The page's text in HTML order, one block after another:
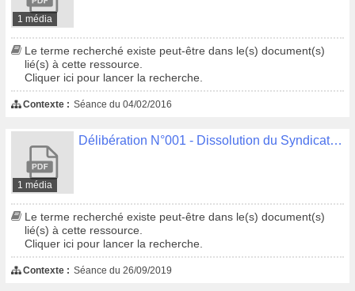
1 média
Le terme recherché existe peut-être dans le(s) document(s)
lié(s) à cette ressource.
Cliquer ici pour lancer la recherche.
Contexte : Séance du 04/02/2016
1 média
Délibération N°001 - Dissolution du Syndicat Mixte de Restauration Collective, le SYMORESCO
Le terme recherché existe peut-être dans le(s) document(s)
lié(s) à cette ressource.
Cliquer ici pour lancer la recherche.
Contexte : Séance du 26/09/2019